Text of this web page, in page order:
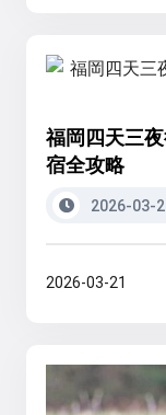
福岡四天三
宿全攻略
2026-03-
2026-03-21